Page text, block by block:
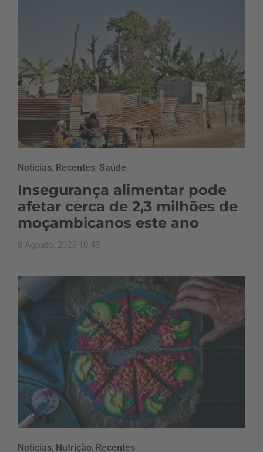
Notícias, Recentes, Saúde
Insegurança alimentar pode
afetar cerca de 2,3 milhões de
moçambicanos este ano
8 Agosto, 2025 10:43
Notícias, Nutrição, Recentes